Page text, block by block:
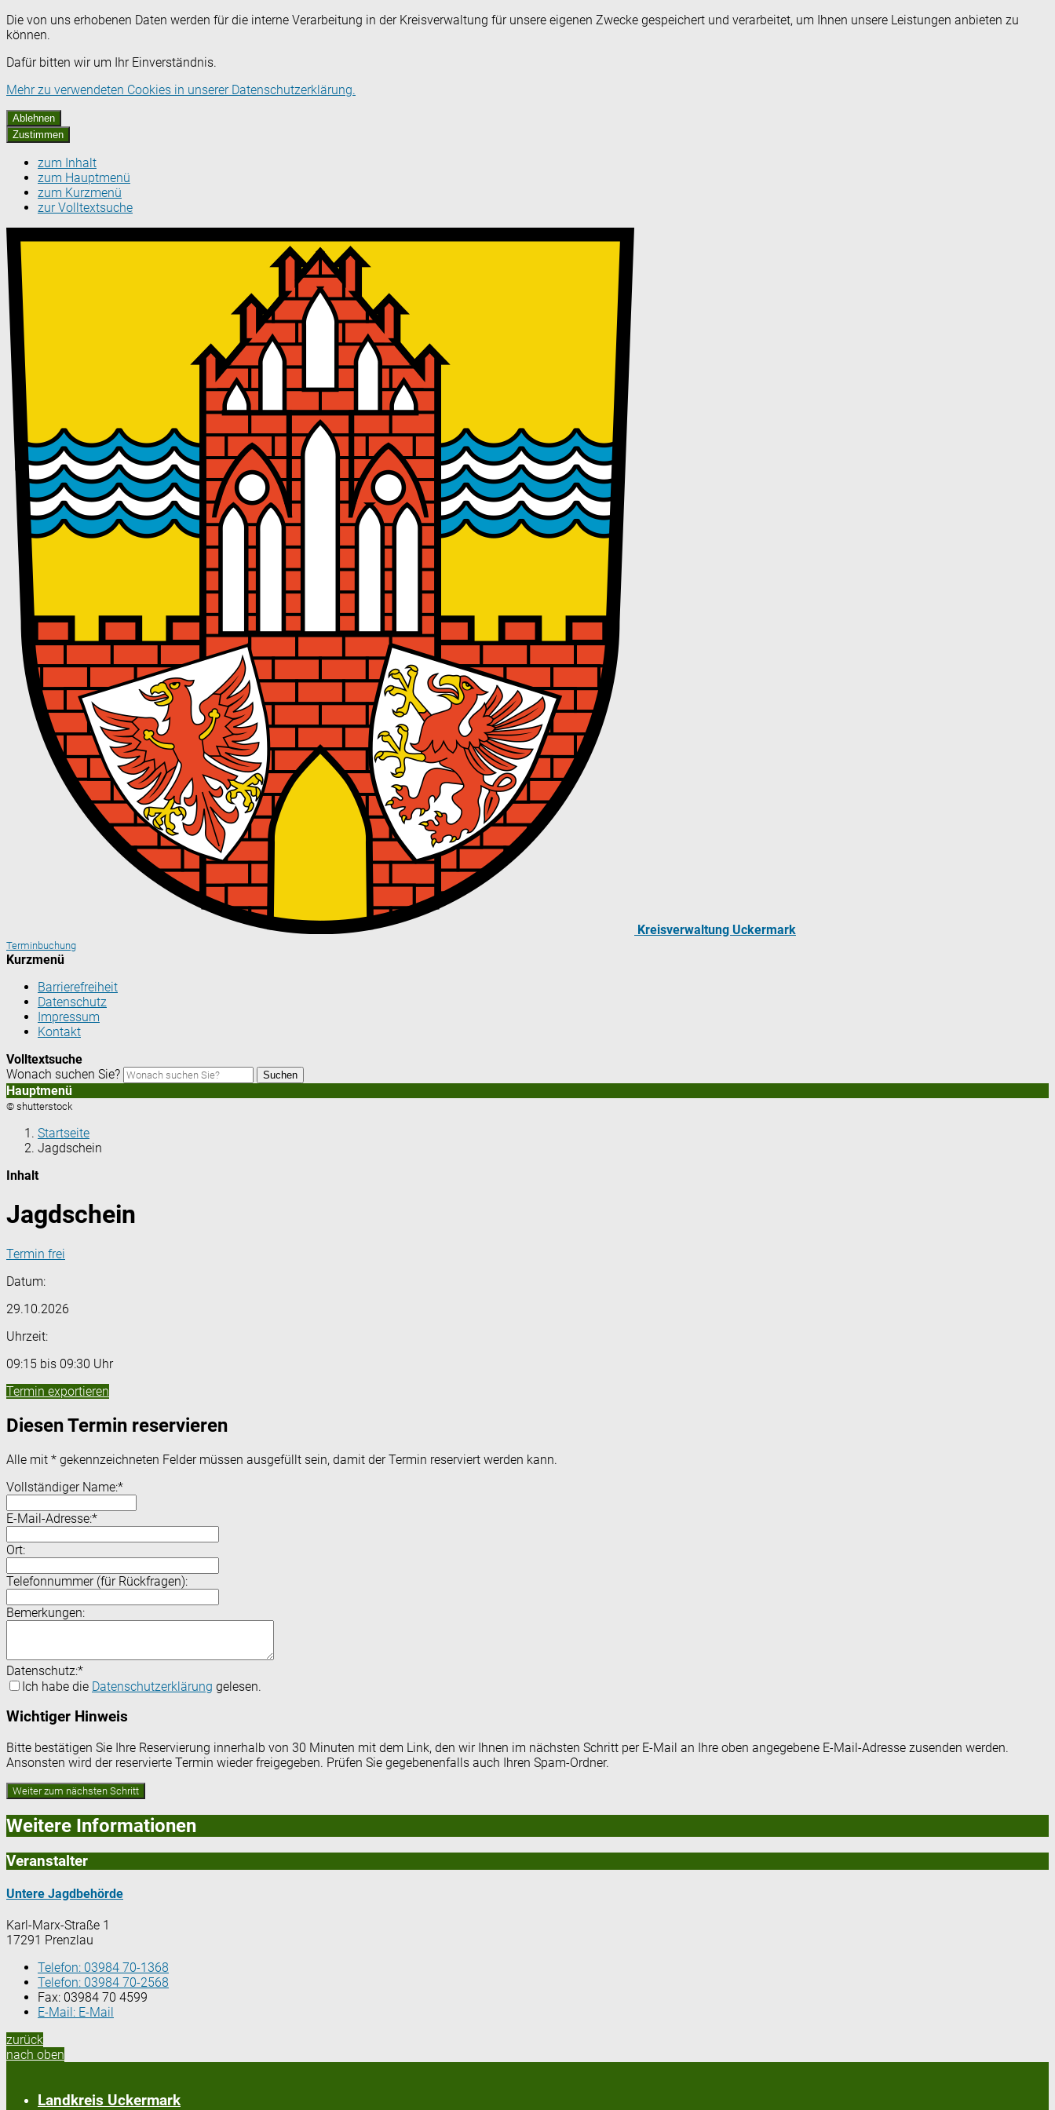
Die von uns erhobenen Daten werden für die interne Verarbeitung in der Kreisverwaltung für unsere eigenen Zwecke gespeichert und verarbeitet, um Ihnen unsere Leistungen anbieten zu
können.
Dafür bitten wir um Ihr Einverständnis.
Mehr zu verwendeten Cookies in unserer Datenschutzerklärung.
Ablehnen
Zustimmen
zum Inhalt
zum Hauptmenü
zum Kurzmenü
zur Volltextsuche
Kreisverwaltung Uckermark
Terminbuchung
Kurzmenü
Barrierefreiheit
Datenschutz
Impressum
Kontakt
Volltextsuche
Wonach suchen Sie?
Suchen
Hauptmenü
© shutterstock
Startseite
Jagdschein
Inhalt
Jagdschein
Termin frei
Datum:
29.10.2026
Uhrzeit:
09:15 bis 09:30 Uhr
Termin exportieren
Diesen Termin reservieren
Alle mit * gekennzeichneten Felder müssen ausgefüllt sein, damit der Termin reserviert werden kann.
Vollständiger Name:*
E-Mail-Adresse:*
Ort:
Telefonnummer (für Rückfragen):
Bemerkungen:
Datenschutz:*
Ich habe die Datenschutzerklärung gelesen.
Wichtiger Hinweis
Bitte bestätigen Sie Ihre Reservierung innerhalb von 30 Minuten mit dem Link, den wir Ihnen im nächsten Schritt per E-Mail an Ihre oben angegebene E-Mail-Adresse zusenden werden.
Ansonsten wird der reservierte Termin wieder freigegeben. Prüfen Sie gegebenenfalls auch Ihren Spam-Ordner.
Weitere Informationen
Veranstalter
Untere Jagdbehörde
Karl-Marx-Straße 1
17291 Prenzlau
Telefon: 03984 70-1368
Telefon: 03984 70-2568
Fax: 03984 70 4599
E-Mail: E-Mail
zurück
nach oben
Landkreis Uckermark